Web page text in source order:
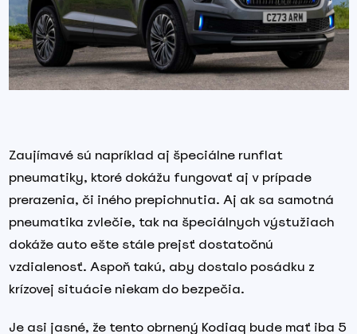
Zaujímavé sú napríklad aj špeciálne runflat
pneumatiky, ktoré dokážu fungovať aj v prípade
prerazenia, či iného prepichnutia. Aj ak sa samotná
pneumatika zvlečie, tak na špeciálnych výstužiach
dokáže auto ešte stále prejsť dostatočnú
vzdialenosť. Aspoň takú, aby dostalo posádku z
krízovej situácie niekam do bezpečia.
Je asi jasné, že tento obrnený Kodiaq bude mať iba 5